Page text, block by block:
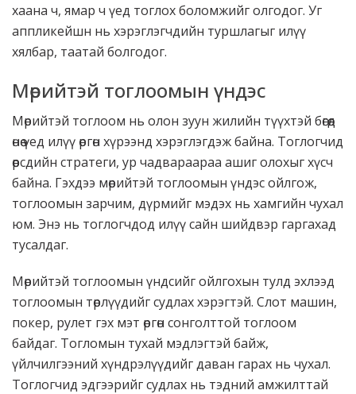
хаана ч, ямар ч үед тоглох боломжийг олгодог. Уг
аппликейшн нь хэрэглэгчдийн туршлагыг илүү
хялбар, таатай болгодог.
Мөрийтэй тоглоомын үндэс
Мөрийтэй тоглоом нь олон зуун жилийн түүхтэй бөгөөд
өнөө үед илүү өргөн хүрээнд хэрэглэгдэж байна. Тоглогчид
өөрсдийн стратеги, ур чадвараараа ашиг олохыг хүсч
байна. Гэхдээ мөрийтэй тоглоомын үндэс ойлгож,
тоглоомын зарчим, дүрмийг мэдэх нь хамгийн чухал
юм. Энэ нь тоглогчдод илүү сайн шийдвэр гаргахад
тусалдаг.
Мөрийтэй тоглоомын үндсийг ойлгохын тулд эхлээд
тоглоомын төрлүүдийг судлах хэрэгтэй. Слот машин,
покер, рулет гэх мэт өргөн сонголттой тоглоом
байдаг. Тогломын тухай мэдлэгтэй байж,
үйлчилгээний хүндрэлүүдийг даван гарах нь чухал.
Тоглогчид эдгээрийг судлах нь тэдний амжилттай